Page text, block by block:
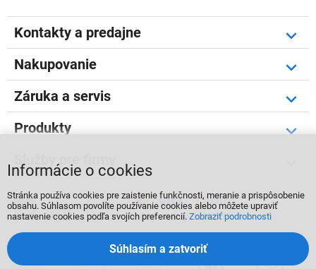
Kontakty a predajne
Nakupovanie
Záruka a servis
Produkty
Služby pre firmy
  
Informácie o cookies
Stránka používa cookies pre zaistenie funkčnosti, meranie a prispôsobenie
obsahu. Súhlasom povolíte používanie cookies alebo môžete upraviť
nastavenie cookies podľa svojích preferencií. Zobraziť podrobnosti
Súhlasím a zatvoriť